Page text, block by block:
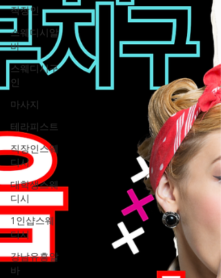
직장인
스웨디시알
바
스웨디시구
인
마사지
테라피스트
직장인스웨
디시
대학생스웨
디시
1인샵스웨
디시
강남유흥알
바
로, 평일과 주말 모두 유동 인구가 많은 편이
다. 특히 퇴근 시간 이후 인계동단란주점알바
직장인 손님이 집중되는 구조이기 때문에 특
정 시간대에 수익을 집중적으로 올릴 수 있는
환경이 형성되어 있다. 이러한 구조는 단기간
수익을 목표로 하는 사람에게 매우 유리하다.
또한 다양한 업소가 밀집되어 있어 본인의 스
타일과 조건에 맞는 곳을 선택할